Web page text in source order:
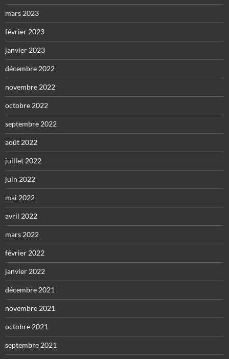
mars 2023
février 2023
janvier 2023
décembre 2022
novembre 2022
octobre 2022
septembre 2022
août 2022
juillet 2022
juin 2022
mai 2022
avril 2022
mars 2022
février 2022
janvier 2022
décembre 2021
novembre 2021
octobre 2021
septembre 2021